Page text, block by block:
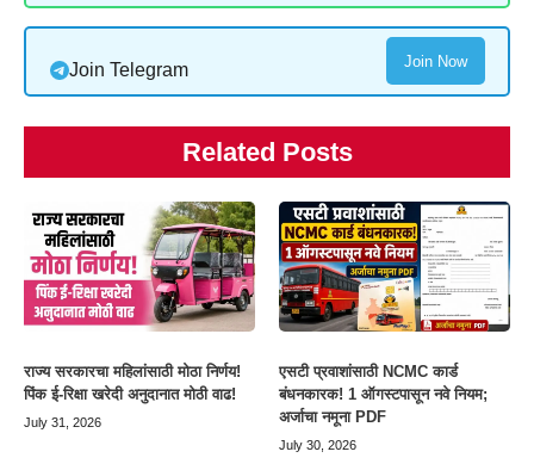
Join Telegram Join Now
Related Posts
राज्य सरकारचा महिलांसाठी मोठा निर्णय!
पिंक ई-रिक्षा खरेदी अनुदानात मोठी वाढ!
July 31, 2026
एसटी प्रवाशांसाठी NCMC कार्ड
बंधनकारक! 1 ऑगस्टपासून नवे नियम;
अर्जाचा नमूना PDF
July 30, 2026